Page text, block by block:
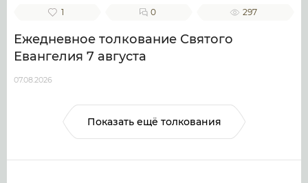
1 0 297
Ежедневное толкование Святого
Евангелия 7 августа
07.08.2026
Показать ещё толкования